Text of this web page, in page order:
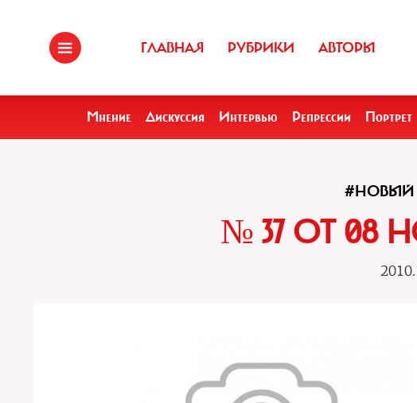
ГЛАВНАЯ РУБРИКИ АВТОРЫ
Мнение Дискуссия Интервью Репрессии Портрет
№ 37 ОТ 08